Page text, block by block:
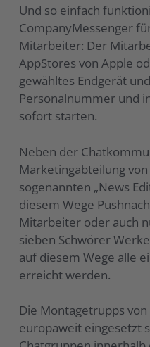
Und so einfach
CompanyMessenger
Mitarbeiter: Der
AppStores von Apple
gewähltes Endgerät
Personalnummer und
sofort starten.
Neben der
Marketingabteilung
sogenannten „News
diesem Wege
Mitarbeiter oder auch
sieben Schwörer
auf diesem Wege alle
erreicht werden.
Die Montagetrupps
europaweit eingesetzt